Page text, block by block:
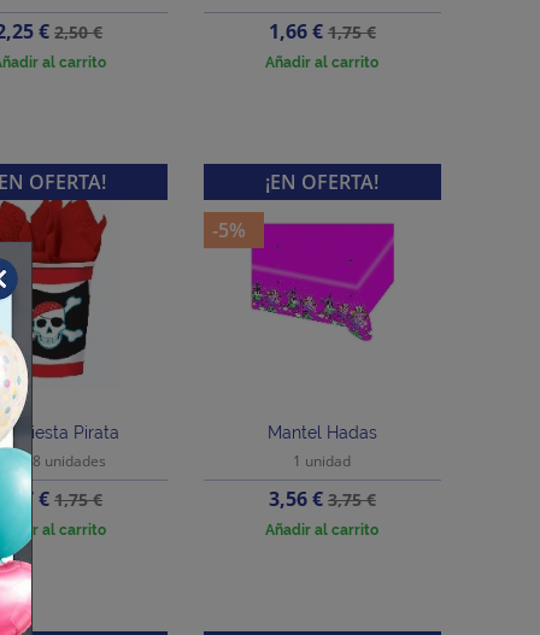
€Precio
base
2,50 €
al carrito
Precio
1,66 €Precio
base
1,75 €
Añadir al carrito
Fiesta Pirata
Bolsa 8 unidades
Precio
1,67 €Precio
base
1,75 €
al carrito
OFERTA!
Mantel Hadas
1 unidad
Precio
3,56 €Precio
base
3,75 €
Añadir al carrito
¡EN OFERTA!
-5%